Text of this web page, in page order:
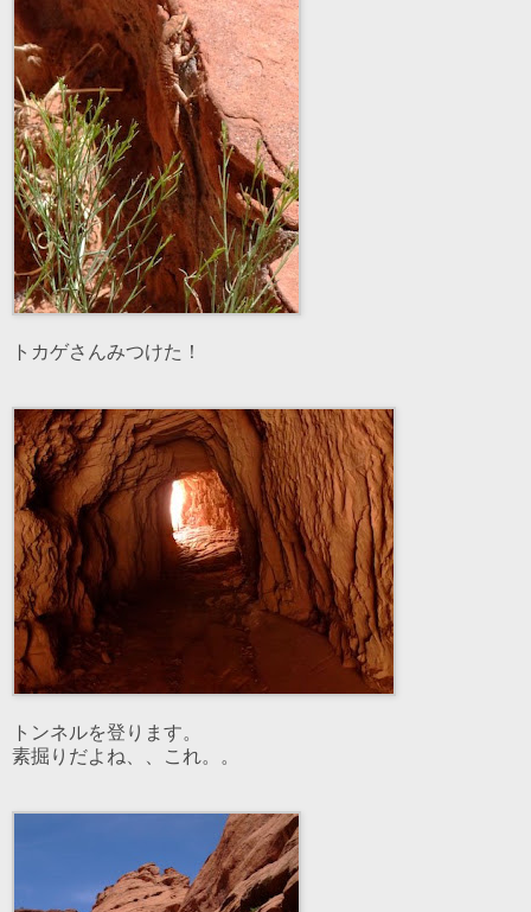
トカゲさんみつけた！
トンネルを登ります。
素掘りだよね、、これ。。